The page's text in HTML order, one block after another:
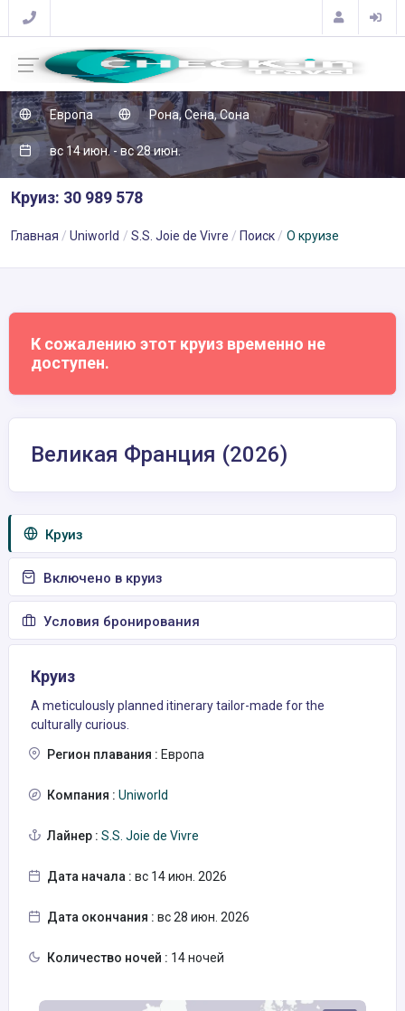
Европа Рона, Сена, Сона
вс 14 июн. - вс 28 июн.
Круиз: 30 989 578
Главная Uniworld S.S. Joie de Vivre Поиск О круизе
К сожалению этот круиз временно не
доступен.
Великая Франция (2026)
Круиз
Включено в круиз
Условия бронирования
Круиз
A meticulously planned itinerary tailor-made for the
culturally curious.
Регион плавания : Европа
Компания : Uniworld
Лайнер : S.S. Joie de Vivre
Дата начала : вс 14 июн. 2026
Дата окончания : вс 28 июн. 2026
Количество ночей : 14 ночей